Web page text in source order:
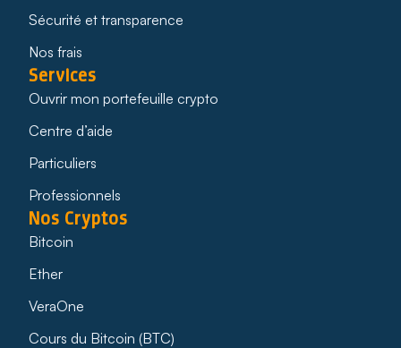
Sécurité et transparence
Nos frais
Services
Ouvrir mon portefeuille crypto
Centre d’aide
Particuliers
Professionnels
Nos Cryptos
Bitcoin
Ether
VeraOne
Cours du Bitcoin (BTC)